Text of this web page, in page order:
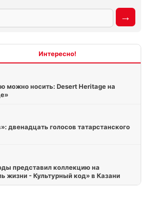
можно носить: Desert Heritage на
двенадцать голосов татарстанского
представил коллекцию на
жизни - Культурный код» в Казани